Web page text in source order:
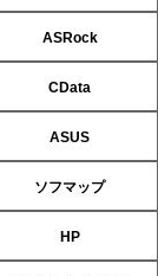
ASRock
CData
ASUS
ソフマップ
HP